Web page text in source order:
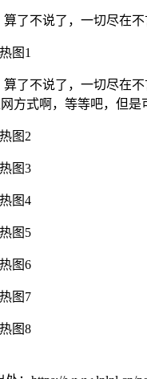
了不说了，一切尽
了不说了，一切尽在不
方式啊，等等吧，但